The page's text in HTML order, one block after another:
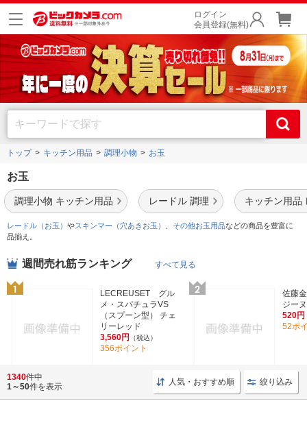
ログイン
会員登録(無料)
トップ キッチン用品 調理小物 お玉
お玉
調理小物 キッチン用品 レードル 調理 キッチン用品
レードル（お玉） やスキンマー（穴あきお玉） その他お玉用品などの商品を豊富に
品揃え。
週間売れ筋ランキング すべて見る
LECREUSET グル
メ・スパチュラVS
（スプーン型） チェ
リーレッド
3,560円
（税込）
356ポイント
佐藤
ジー
520円
52ポ
1340件中
1～50件を表示 人気・おすすめ順 絞り込み